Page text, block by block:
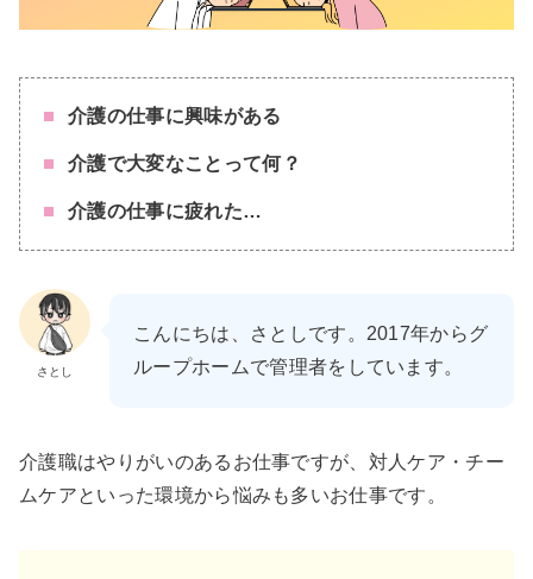
介護の仕事に興味がある
介護で大変なことって何？
介護の仕事に疲れた…
さとし
こんにちは、さとしです。2017年からグ
ループホームで管理者をしています。
介護職はやりがいのあるお仕事ですが、対人ケア・チー
ムケアといった環境から悩みも多いお仕事です。